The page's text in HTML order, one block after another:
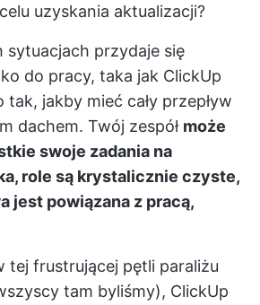
uzyskania aktualizacji?
sytuacjach przydaje się
do pracy, taka jak ClickUp
jakby mieć cały przepływ
dachem. Twój zespół może
swoje zadania na
role są krystalicznie czyste,
jest powiązana z pracą,
tej frustrującej pętli paraliżu
tam byliśmy), ClickUp